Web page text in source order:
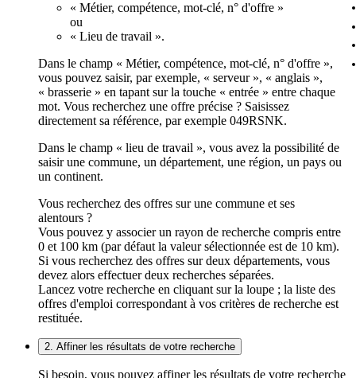
« Métier, compétence, mot-clé, n° d'offre »
ou
« Lieu de travail ».
Dans le champ « Métier, compétence, mot-clé, n° d'offre »,
vous pouvez saisir, par exemple, « serveur », « anglais »,
« brasserie » en tapant sur la touche « entrée » entre chaque
mot. Vous recherchez une offre précise ? Saisissez
directement sa référence, par exemple 049RSNK.
Dans le champ « lieu de travail », vous avez la possibilité de
saisir une commune, un département, une région, un pays ou
un continent.
Vous recherchez des offres sur une commune et ses
alentours ?
Vous pouvez y associer un rayon de recherche compris entre
0 et 100 km (par défaut la valeur sélectionnée est de 10 km).
Si vous recherchez des offres sur deux départements, vous
devez alors effectuer deux recherches séparées.
Lancez votre recherche en cliquant sur la loupe ; la liste des
offres d'emploi correspondant à vos critères de recherche est
restituée.
2. Affiner les résultats de votre recherche
Si besoin, vous pouvez affiner les résultats de votre recherche